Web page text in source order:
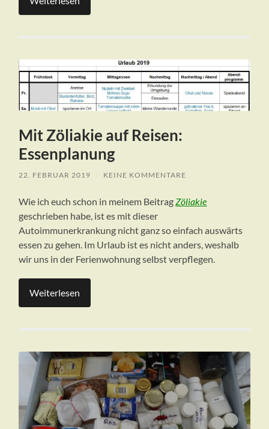
Mit Zöliakie auf Reisen:
Essenplanung
22. FEBRUAR 2019 KEINE KOMMENTARE
Wie ich euch schon in meinem Beitrag Zöliakie
geschrieben habe, ist es mit dieser
Autoimmunerkrankung nicht ganz so einfach auswärts
essen zu gehen. Im Urlaub ist es nicht anders, weshalb
wir uns in der Ferienwohnung selbst verpflegen.
Weiterlesen